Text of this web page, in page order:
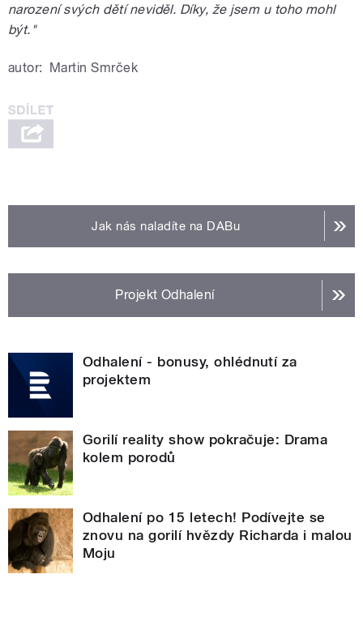
narození svých dětí neviděl. Díky, že jsem u toho mohl
být."
autor: Martin Smrček
Jak nás naladíte na DABu
Projekt Odhalení
Odhalení - bonusy, ohlédnutí za
projektem
Gorilí reality show pokračuje: Drama
kolem porodů
Odhalení po 15 letech! Podívejte se
znovu na gorilí hvězdy Richarda i malou
Moju